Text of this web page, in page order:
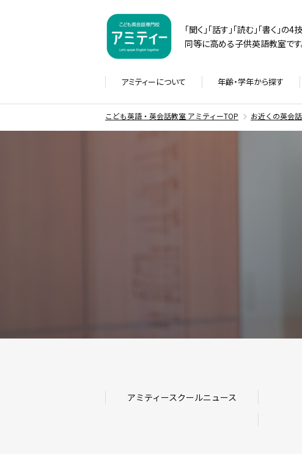
「聞く」「話す」「読む」「書く」の4
同等に高める子供英語教室です
アミティーについて 年齢・学年から探す
こども英語・英会話教室 アミティーTOP お近くの英会
アミティースクールニュース